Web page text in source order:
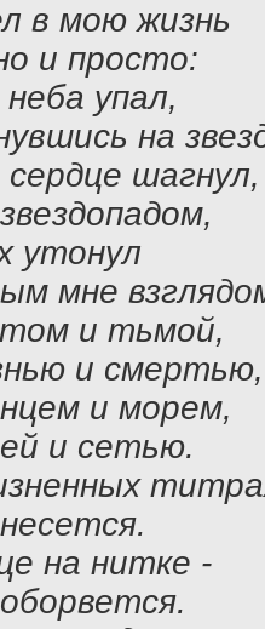
в мою жизнь
и просто:
упал,
на
шагнул,
утонул
мне
и тьмой,
и смертью,
и морем,
и сетью.
на нитке -